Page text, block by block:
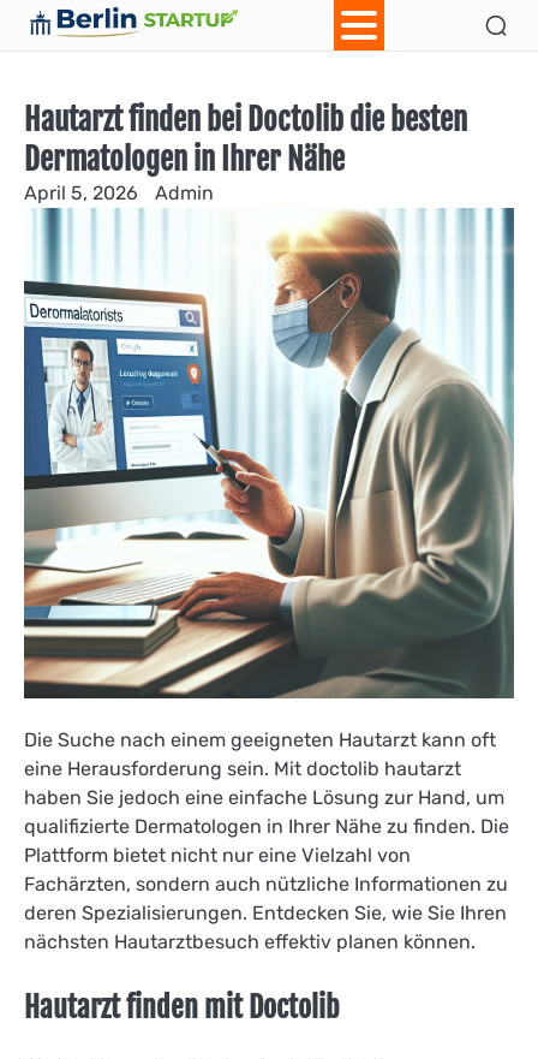
Skip
Hautarzt finden bei Doctolib die besten
Dermatologen in Ihrer Nähe
April 5, 2026 Admin
Die Suche nach einem geeigneten Hautarzt kann oft
eine Herausforderung sein. Mit doctolib hautarzt
haben Sie jedoch eine einfache Lösung zur Hand, um
qualifizierte Dermatologen in Ihrer Nähe zu finden. Die
Plattform bietet nicht nur eine Vielzahl von
Fachärzten, sondern auch nützliche Informationen zu
deren Spezialisierungen. Entdecken Sie, wie Sie Ihren
nächsten Hautarztbesuch effektiv planen können.
Hautarzt finden mit Doctolib